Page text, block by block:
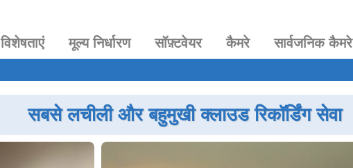
विशेषताएं मूल्य निर्धारण सॉफ़्टवेयर कैमरे सार्वजनिक कैमरे
सबसे लचीली और बहुमुखी क्लाउड रिकॉर्डिंग सेवा